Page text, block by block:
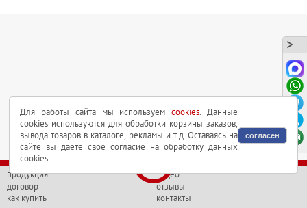
продукция
договор
как купить
видео
отзывы
контакты
Для работы сайта мы используемcookies. Данные
cookies используются для обработки корзины заказов,
вывода товаров в каталоге, рекламы и т.д. Оставаясь на
сайте вы даете свое согласие на обработку данных
cookies.
согласен